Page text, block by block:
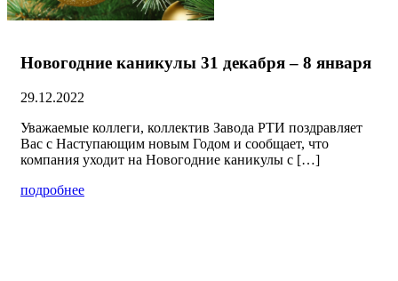
Новогодние каникулы 31 декабря – 8 января
29.12.2022
Уважаемые коллеги, коллектив Завода РТИ поздравляет
Вас с Наступающим новым Годом и сообщает, что
компания уходит на Новогодние каникулы с […]
подробнее